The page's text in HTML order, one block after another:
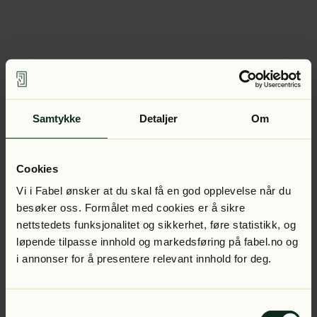
Samtykke Detaljer Om
Cookies
Vi i Fabel ønsker at du skal få en god opplevelse når du
besøker oss. Formålet med cookies er å sikre
nettstedets funksjonalitet og sikkerhet, føre statistikk, og
løpende tilpasse innhold og markedsføring på fabel.no og
i annonser for å presentere relevant innhold for deg.